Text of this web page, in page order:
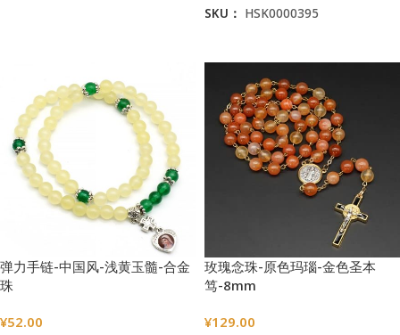
SKU： HSK0000395
弹力手链-中国风-浅黄玉髓-合金
珠
¥52.00
玫瑰念珠-原色玛瑙-金色圣本
笃-8mm
¥129.00